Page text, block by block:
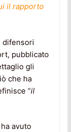
il rapporto
difensori
pubblicato
gli
che ha
“il
avuto